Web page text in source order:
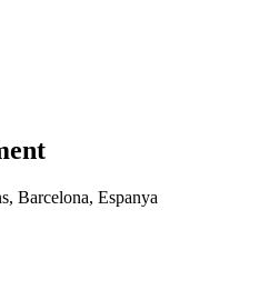
Barcelona, Espanya